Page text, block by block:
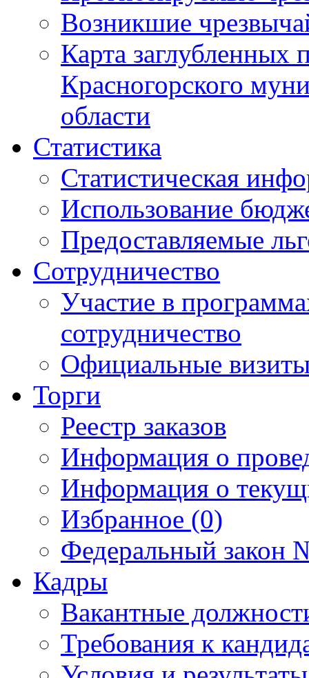
Возникшие
Карта
Красногорского
области
Статистика
Статистическая
Использование
Предоставляемые
Сотрудничество
Участие в
сотрудничество
Официальные
Торги
Реестр заказов
Информация о
Информация о
Избранное (0)
Федеральный закон
Кадры
Вакантные
Требования к